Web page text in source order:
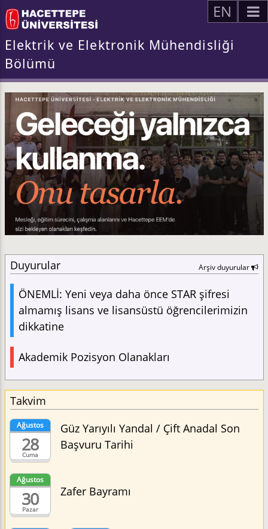
EN
Elektrik ve Elektronik Mühendisliği
Bölümü
Duyurular Arşiv duyurular
ÖNEMLİ: Yeni veya daha önce STAR şifresi
almamış lisans ve lisansüstü öğrencilerimizin
dikkatine
Akademik Pozisyon Olanakları
Takvim
Cuma
Ağustos
28
Güz Yarıyılı Yandal / Çift Anadal Son
Başvuru Tarihi
Pazar
Ağustos
30 Zafer Bayramı